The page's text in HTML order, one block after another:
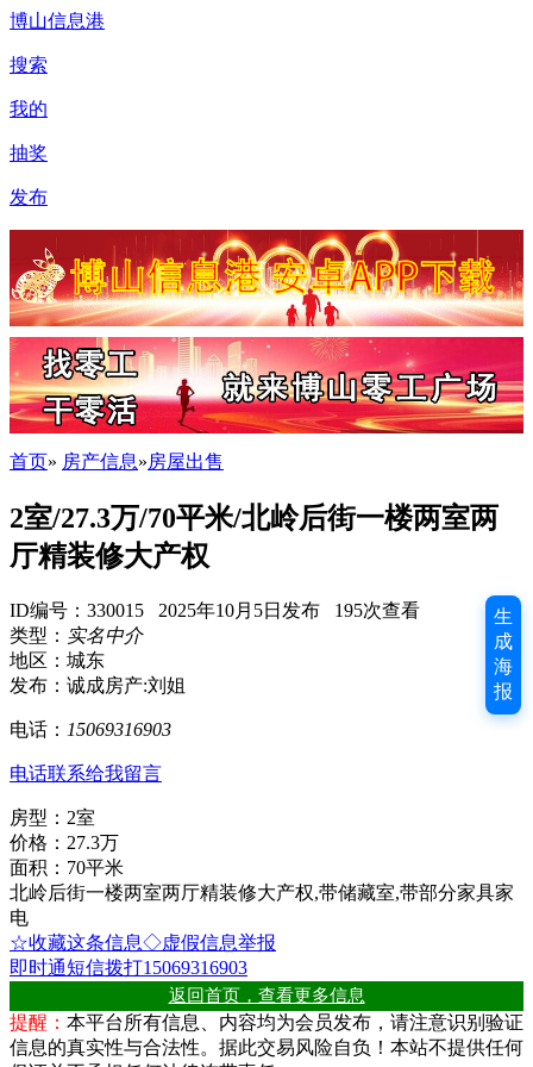
博山信息港
搜索
我的
抽奖
发布
首页» 房产信息»房屋出售
2室/27.3万/70平米/北岭后街一楼两室两
厅精装修大产权
ID编号：330015 2025年10月5日发布 195次查看
类型： 实名中介
地区：城东
发布：诚成房产:刘姐
电话： 15069316903
电话联系给我留言
房型：2室
价格：27.3万
面积：70平米
北岭后街一楼两室两厅精装修大产权,带储藏室,带部分家具家
电
☆收藏这条信息◇虚假信息举报
即时通短信拨打15069316903
返回首页，查看更多信息
提醒： 本平台所有信息、内容均为会员发布，请注意识别验证
信息的真实性与合法性。据此交易风险自负！本站不提供任何
生
成
海
报